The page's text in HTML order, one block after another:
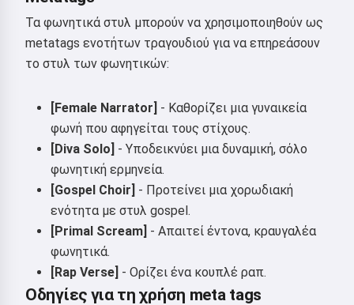
Τα φωνητικά στυλ μπορούν να χρησιμοποιηθούν ως
metatags ενοτήτων τραγουδιού για να επηρεάσουν
το στυλ των φωνητικών:
[Female Narrator] - Καθορίζει μια γυναικεία
φωνή που αφηγείται τους στίχους.
[Diva Solo] - Υποδεικνύει μια δυναμική, σόλο
φωνητική ερμηνεία.
[Gospel Choir] - Προτείνει μια χορωδιακή
ενότητα με στυλ gospel.
[Primal Scream] - Απαιτεί έντονα, κραυγαλέα
φωνητικά.
[Rap Verse] - Ορίζει ένα κουπλέ ραπ.
Οδηγίες για τη χρήση meta tags
Πολιτική Απορρήτου